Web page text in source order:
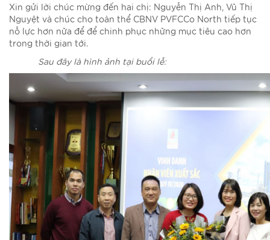
Xin gửi lời chúc mừng đến hai chị: Nguyễn Thị Anh, Vũ Thị
Nguyệt và chúc cho toàn thể CBNV PVFCCo North tiếp tục
nỗ lực hơn nữa để để chinh phục những mục tiêu cao hơn
trong thời gian tới.
Sau đây là hình ảnh tại buổi lễ: